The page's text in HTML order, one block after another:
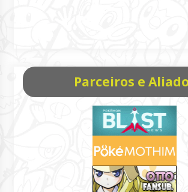
Parceiros e